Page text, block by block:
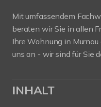
Mit umfassendem
beraten wir Sie in allen
Ihre Wohnung in
uns an - wir sind für Sie
INHALT